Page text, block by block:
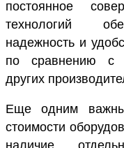
постоянное
технологий
надежность и
по сравнению с
других
Еще одним
стоимости
наличие